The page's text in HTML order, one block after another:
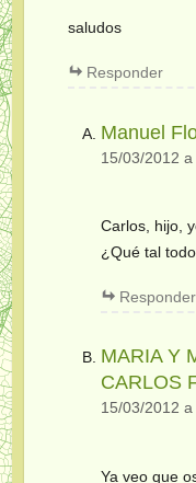
saludos
Responder
Manuel
15/03/2012 a
Carlos, hijo,
¿Qué tal
Responder
MARIA Y
CARLOS
15/03/2012
Ya veo que